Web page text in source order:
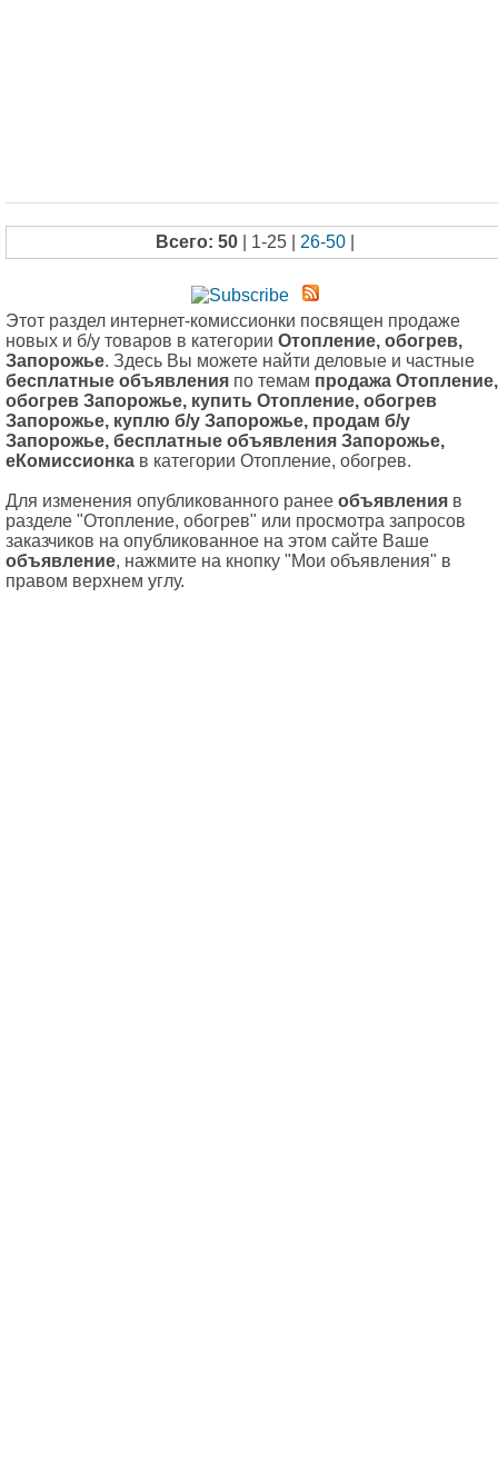
Всего: 50| 1-25 | 26-50|
Этот раздел интернет-комиссионки посвящен продаже
новых и б/у товаров в категории Отопление, обогрев,
Запорожье. Здесь Вы можете найти деловые и частные
бесплатные объявления по темам продажа Отопление,
обогрев Запорожье, купить Отопление, обогрев
Запорожье, куплю б/у Запорожье, продам б/у
Запорожье, бесплатные объявления Запорожье,
еКомиссионка в категории Отопление, обогрев.
Для изменения опубликованного ранее объявления в
разделе "Отопление, обогрев" или просмотра запросов
заказчиков на опубликованное на этом сайте Ваше
объявление, нажмите на кнопку "Мои объявления" в
правом верхнем углу.